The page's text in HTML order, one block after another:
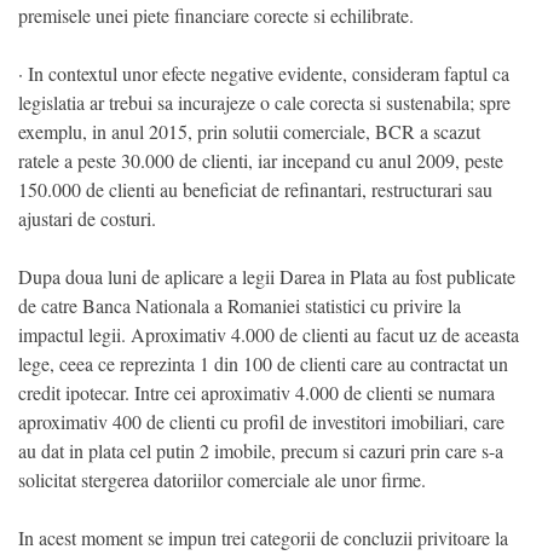
premisele unei piete financiare corecte si echilibrate.
· In contextul unor efecte negative evidente, consideram faptul ca
legislatia ar trebui sa incurajeze o cale corecta si sustenabila; spre
exemplu, in anul 2015, prin solutii comerciale, BCR a scazut
ratele a peste 30.000 de clienti, iar incepand cu anul 2009, peste
150.000 de clienti au beneficiat de refinantari, restructurari sau
ajustari de costuri.
Dupa doua luni de aplicare a legii Darea in Plata au fost publicate
de catre Banca Nationala a Romaniei statistici cu privire la
impactul legii. Aproximativ 4.000 de clienti au facut uz de aceasta
lege, ceea ce reprezinta 1 din 100 de clienti care au contractat un
credit ipotecar. Intre cei aproximativ 4.000 de clienti se numara
aproximativ 400 de clienti cu profil de investitori imobiliari, care
au dat in plata cel putin 2 imobile, precum si cazuri prin care s-a
solicitat stergerea datoriilor comerciale ale unor firme.
In acest moment se impun trei categorii de concluzii privitoare la